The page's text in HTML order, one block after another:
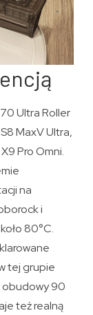
Ultra Roller
MaxV Ultra,
Pro Omni.
na
i
80°C.
tej grupie
obudowy 90
też realną